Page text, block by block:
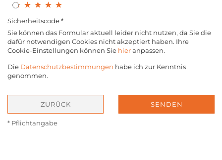
Sicherheitscode
Sie können das Formular aktuell leider nicht nutzen, da Sie die
dafür notwendigen Cookies nicht akzeptiert haben. Ihre
Cookie-Einstellungen können Sie hieranpassen.
Die Datenschutzbestimmungen habe ich zur Kenntnis
genommen.
ZURÜCK SENDEN
* Pflichtangabe